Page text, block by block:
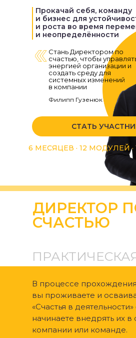
Прокачай себя, команду
и бизнес для
и роста во время
и неопределённости
6 МЕСЯЦЕВ · 12 МОДУЛЕЙ
СТАТЬ
Стань Директором по
счастью, чтобы
энергией организации и
создать среду для
системных изменений
в компании
Филипп Гузенюк
ДИРЕКТОР
СЧАСТЬЮ
В процессе
вы проживаете и
«Счастья в
начинаете внедрять их в
компании или команде.